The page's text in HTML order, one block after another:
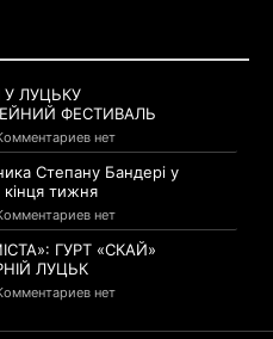
У ЛУЦЬКУ
ФЕСТИВАЛЬ
нет
Степану Бандері у
кінця тижня
нет
ГУРТ «СКАЙ»
ЛУЦЬК
нет